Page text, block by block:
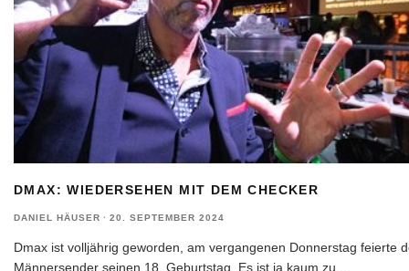
DMAX: WIEDERSEHEN MIT DEM CHECKER
DANIEL HÄUSER · 20. SEPTEMBER 2024
Dmax ist volljährig geworden, am vergangenen Donnerstag feierte
Männersender seinen 18. Geburtstag. Es ist ja kaum zu...